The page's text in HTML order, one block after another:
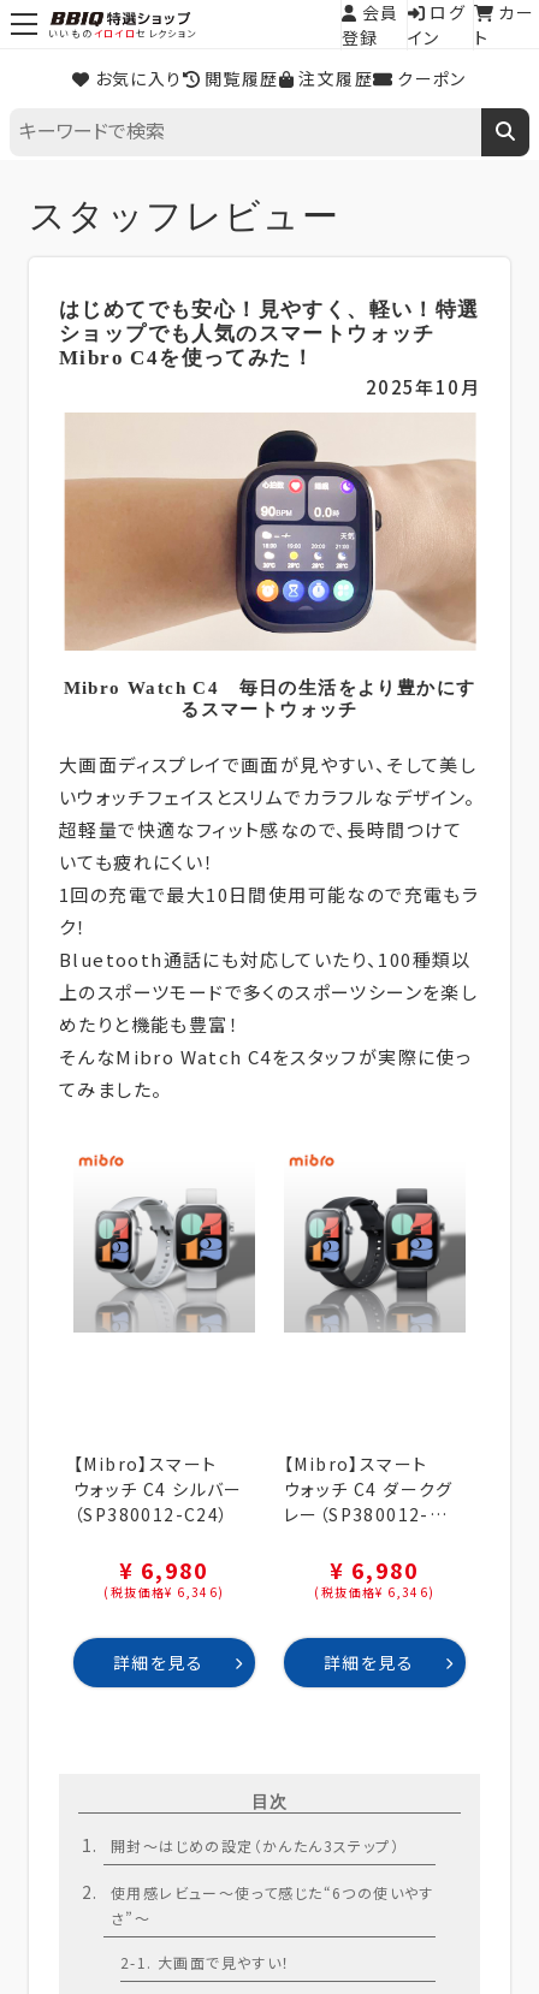
いいものイロイロセレクション
お気に入り 閲覧履歴 注文履歴 クーポン
会員
登録
ログ
イン
カー
ト
スタッフレビュー
はじめてでも安心！見やすく、軽い！特選
ショップでも人気のスマートウォッチ
Mibro C4を使ってみた！
2025年10月
Mibro Watch C4 毎日の生活をより豊かにす
るスマートウォッチ
大画面ディスプレイで画面が見やすい、そして美し
いウォッチフェイスとスリムでカラフルなデザイン。
超軽量で快適なフィット感なので、長時間つけて
いても疲れにくい！
1回の充電で最大10日間使用可能なので充電もラ
ク！
Bluetooth通話にも対応していたり、100種類以
上のスポーツモードで多くのスポーツシーンを楽し
めたりと機能も豊富！
そんなMibro Watch C4をスタッフが実際に使っ
てみました。
【Mibro】スマート
ウォッチ C4 シルバー
（SP380012-C24）
¥ 6,980
(税抜価格¥ 6,346)
詳細を見る
【Mibro】スマート
ウォッチ C4 ダークグ
レー（SP380012-
¥ 6,980
(税抜価格¥ 6,346)
詳細を見る
目次
開封〜はじめの設定（かんたん3ステップ）
使用感レビュー～使って感じた“6つの使いやす
さ”～
2-1. 大画面で見やすい！